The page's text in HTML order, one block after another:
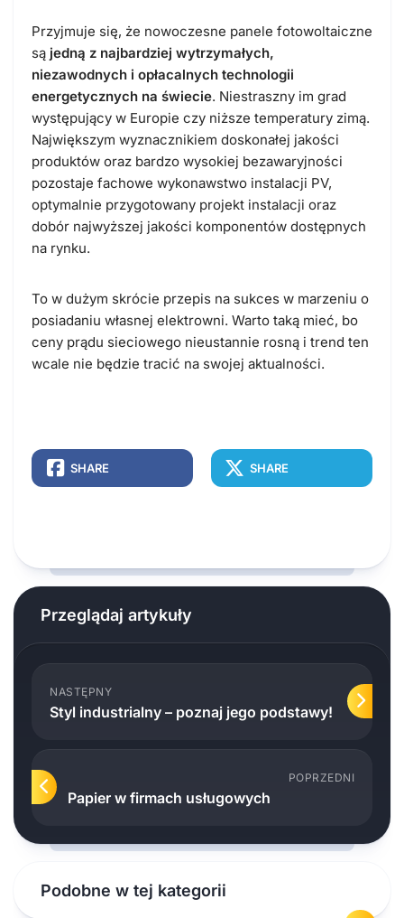
Przyjmuje się, że nowoczesne panele fotowoltaiczne
są jedną z najbardziej wytrzymałych,
niezawodnych i opłacalnych technologii
energetycznych na świecie. Niestraszny im grad
występujący w Europie czy niższe temperatury zimą.
Największym wyznacznikiem doskonałej jakości
produktów oraz bardzo wysokiej bezawaryjności
pozostaje fachowe wykonawstwo instalacji PV,
optymalnie przygotowany projekt instalacji oraz
dobór najwyższej jakości komponentów dostępnych
na rynku.
To w dużym skrócie przepis na sukces w marzeniu o
posiadaniu własnej elektrowni. Warto taką mieć, bo
ceny prądu sieciowego nieustannie rosną i trend ten
wcale nie będzie tracić na swojej aktualności.
SHARE SHARE
Przeglądaj artykuły
NASTĘPNY
Styl industrialny – poznaj jego podstawy!
POPRZEDNI
Papier w firmach usługowych
Podobne w tej kategorii